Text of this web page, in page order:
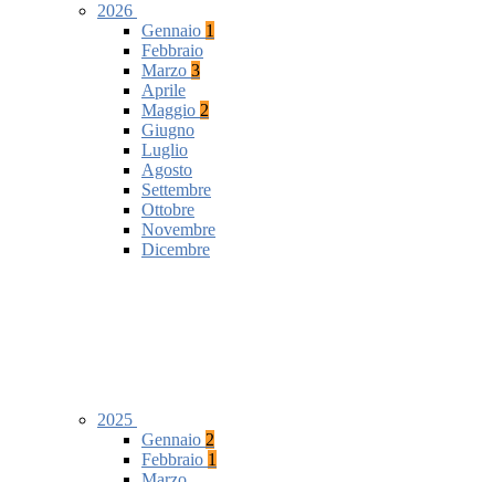
2026
Gennaio 1
Febbraio
Marzo 3
Aprile
Maggio 2
Giugno
Luglio
Agosto
Settembre
Ottobre
Novembre
Dicembre
2025
Gennaio 2
Febbraio 1